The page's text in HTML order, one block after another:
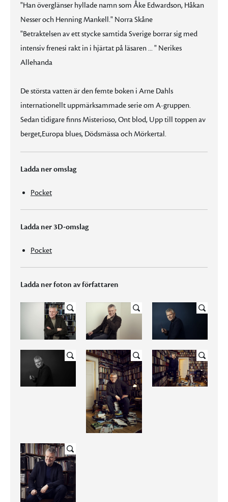
"Han överglänser hyllade namn som Åke Edwardson, Håkan
Nesser och Henning Mankell." Norra Skåne
"Betraktelsen av ett stycke samtida Sverige borrar sig med
intensiv frenesi rakt in i hjärtat på läsaren ... " Nerikes
Allehanda
De största vatten är den femte boken i Arne Dahls
internationellt uppmärksammade serie om A-gruppen.
Sedan tidigare finns Misterioso, Ont blod, Upp till toppen av
berget,Europa blues, Dödsmässa och Mörkertal.
Ladda ner omslag
Pocket
Ladda ner 3D-omslag
Pocket
Ladda ner foton av författaren